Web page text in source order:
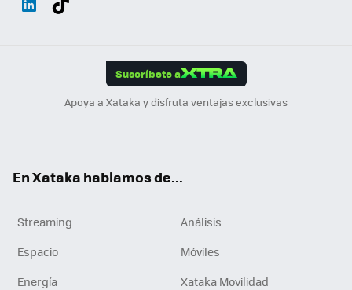
Suscríbete a
Apoya a Xataka y disfruta ventajas exclusivas
En Xataka hablamos de...
Streaming
Análisis
Espacio
Móviles
Energía
Xataka Movilidad